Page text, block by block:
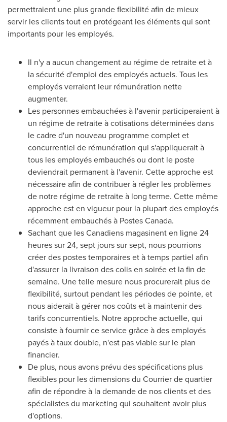
permettraient une plus grande flexibilité afin de mieux
servir les clients tout en protégeant les éléments qui sont
importants pour les employés.
Il n'y a aucun changement au régime de retraite et à
la sécurité d'emploi des employés actuels. Tous les
employés verraient leur rémunération nette
augmenter.
Les personnes embauchées à l'avenir participeraient à
un régime de retraite à cotisations déterminées dans
le cadre d'un nouveau programme complet et
concurrentiel de rémunération qui s'appliquerait à
tous les employés embauchés ou dont le poste
deviendrait permanent à l'avenir. Cette approche est
nécessaire afin de contribuer à régler les problèmes
de notre régime de retraite à long terme. Cette même
approche est en vigueur pour la plupart des employés
récemment embauchés à Postes Canada.
Sachant que les Canadiens magasinent en ligne 24
heures sur 24, sept jours sur sept, nous pourrions
créer des postes temporaires et à temps partiel afin
d'assurer la livraison des colis en soirée et la fin de
semaine. Une telle mesure nous procurerait plus de
flexibilité, surtout pendant les périodes de pointe, et
nous aiderait à gérer nos coûts et à maintenir des
tarifs concurrentiels. Notre approche actuelle, qui
consiste à fournir ce service grâce à des employés
payés à taux double, n'est pas viable sur le plan
financier.
De plus, nous avons prévu des spécifications plus
flexibles pour les dimensions du Courrier de quartier
afin de répondre à la demande de nos clients et des
spécialistes du marketing qui souhaitent avoir plus
d'options.